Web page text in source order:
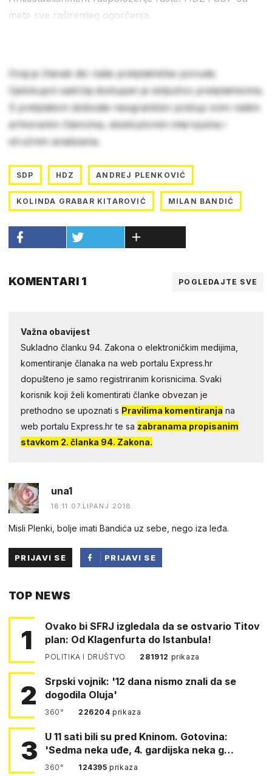
mete sve raširenijeg ogorčenja.
Ovaj je članak dio naše pretplatničke ponude.
Cjelokupni sadržaj dostupan je isključivo pretplatnicima.
S pretplatom dobivate neograničen pristup svim našim
arhiviranim člancima, ekskluzivnim intervjuima i
stručnim analizama.
SDP HDZ ANDREJ PLENKOVIĆ
KOLINDA GRABAR KITAROVIĆ MILAN BANDIĆ
KOMENTARI 1 POGLEDAJTE SVE
Važna obavijest
Sukladno članku 94. Zakona o elektroničkim medijima,
komentiranje članaka na web portalu Express.hr
dopušteno je samo registriranim korisnicima. Svaki
korisnik koji želi komentirati članke obvezan je
prethodno se upoznati s Pravilima komentiranja na
web portalu Express.hr te sa zabranama propisanim
stavkom 2. članka 94. Zakona.
una1
18:11 07.LIPANJ 2018.
Misli Plenki, bolje imati Bandića uz sebe, nego iza leđa.
PRIJAVI SE
PRIJAVI SE
TOP NEWS
1
Ovako bi SFRJ izgledala da se ostvario Titov
plan: Od Klagenfurta do Istanbula!
POLITIKA I DRUŠTVO 281912 prikaza
2
Srpski vojnik: '12 dana nismo znali da se
dogodila Oluja'
360° 226204prikaza
3
U 11 sati bili su pred Kninom. Gotovina:
'Sedma neka uđe, 4. gardijska neka g…
360° 124395prikaza